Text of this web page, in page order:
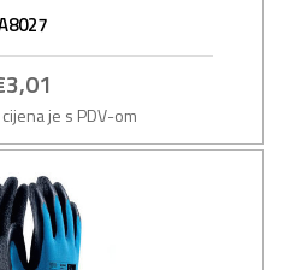
je s PDV-om